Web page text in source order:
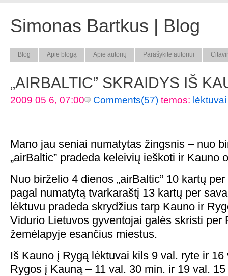
Simonas Bartkus | Blog
Blog Apie blogą Apie autorių Parašykite autoriui
„AIRBALTIC” SKRAIDYS IŠ
2009 05 6, 07:00 Comments(57) temos: lėktuvai
Mano jau seniai numatytas žingsnis – nuo
„airBaltic” pradeda keleivių ieškoti ir Kauno
Nuo birželio 4 dienos „airBaltic” 10 kartų
pagal numatytą tvarkaraštį 13 kartų per
lėktuvu pradeda skrydžius tarp Kauno ir
Vidurio Lietuvos gyventojai galės skristi per
žemėlapyje esančius miestus.
Iš Kauno į Rygą lėktuvai kils 9 val. ryte ir
Rygos į Kauną – 11 val. 30 min. ir 19 val.